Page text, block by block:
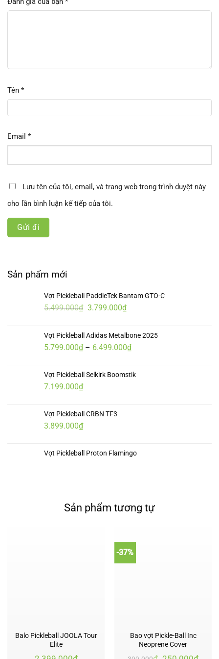
Tên *
Email *
Lưu tên của tôi, email, và trang web trong trình duyệt này
cho lần bình luận kế tiếp của tôi.
Sản phẩm mới
Vợt Pickleball PaddleTek Bantam GTO-C
5.499.000₫ Giá
5.499.000₫.
3.799.000₫Giá
là:
3.799.000₫.
Vợt Pickleball Adidas Metalbone 2025
5.799.000₫ – 6.499.000₫Khoảng
5.799.000₫
Vợt Pickleball Selkirk Boomstik
7.199.000₫
Vợt Pickleball CRBN TF3
3.899.000₫
Vợt Pickleball Proton Flamingo
Sản phẩm tương tự
Balo Pickleball JOOLA Tour
Elite
-37%
Bao vợt Pickle-Ball Inc
Neoprene Cover